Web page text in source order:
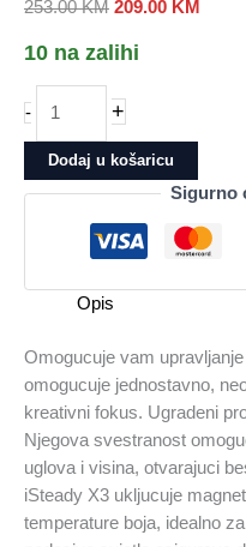
253.00KM Izvorna
bila
253.00 KM.
209.00 KM
10 na zalihi
-
Stabilizator
HOHEM
iSteady
X3
+
Dodaj u košaricu
Sigurno
Opis
Omogucuje vam
omogucuje jednostavno,
kreativni fokus. Ugradeni
Njegova svestranost
uglova i visina, otvarajuci
iSteady X3 ukljucuje
temperature boja, idealno